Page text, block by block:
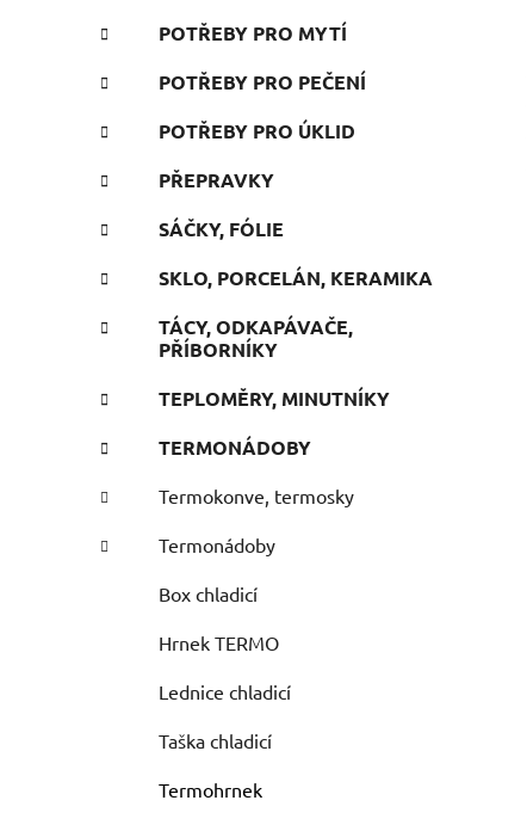
POTŘEBY PRO MYTÍ
POTŘEBY PRO PEČENÍ
POTŘEBY PRO ÚKLID
PŘEPRAVKY
SÁČKY, FÓLIE
SKLO, PORCELÁN, KERAMIKA
TÁCY, ODKAPÁVAČE,
PŘÍBORNÍKY
TEPLOMĚRY, MINUTNÍKY
TERMONÁDOBY
Termokonve, termosky
Termonádoby
Box chladicí
Hrnek TERMO
Lednice chladicí
Taška chladicí
Termohrnek